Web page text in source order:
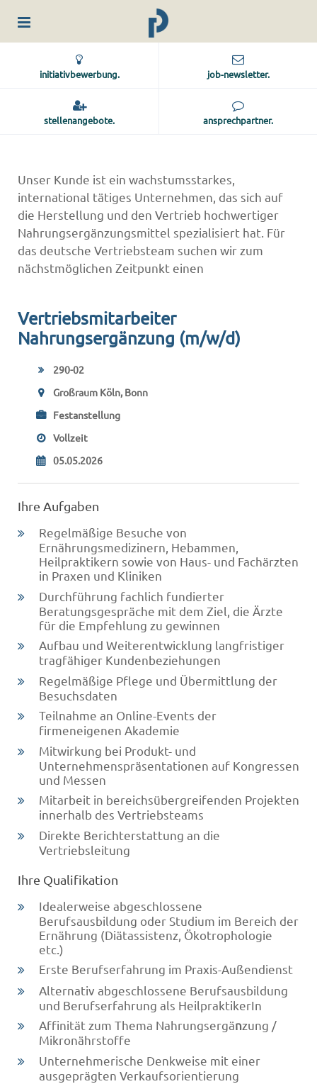
initiativbewerbung. job-newsletter.
stellenangebote. ansprechpartner.
Unser Kunde ist ein wachstumsstarkes,
international tätiges Unternehmen, das sich auf
die Herstellung und den Vertrieb hochwertiger
Nahrungsergänzungsmittel spezialisiert hat. Für
das deutsche Vertriebsteam suchen wir zum
nächstmöglichen Zeitpunkt einen
Vertriebsmitarbeiter
Nahrungsergänzung (m/w/d)
290-02
Großraum Köln, Bonn
Festanstellung
Vollzeit
05.05.2026
Ihre Aufgaben
Regelmäßige Besuche von
Ernährungsmedizinern, Hebammen,
Heilpraktikern sowie von Haus- und Fachärzten
in Praxen und Kliniken
Durchführung fachlich fundierter
Beratungsgespräche mit dem Ziel, die Ärzte
für die Empfehlung zu gewinnen
Aufbau und Weiterentwicklung langfristiger
tragfähiger Kundenbeziehungen
Regelmäßige Pflege und Übermittlung der
Besuchsdaten
Teilnahme an Online-Events der
firmeneigenen Akademie
Mitwirkung bei Produkt- und
Unternehmenspräsentationen auf Kongressen
und Messen
Mitarbeit in bereichsübergreifenden Projekten
innerhalb des Vertriebsteams
Direkte Berichterstattung an die
Vertriebsleitung
Ihre Qualifikation
Idealerweise abgeschlossene
Berufsausbildung oder Studium im Bereich der
Ernährung (Diätassistenz, Ökotrophologie
etc.)
Erste Berufserfahrung im Praxis-Außendienst
Alternativ abgeschlossene Berufsausbildung
und Berufserfahrung als HeilpraktikerIn
Affinität zum Thema Nahrungsergänzung /
Mikronährstoffe
Unternehmerische Denkweise mit einer
ausgeprägten Verkaufsorientierung